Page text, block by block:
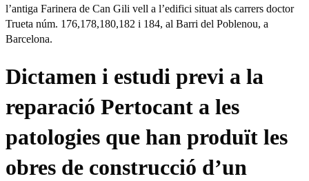
l’antiga Farinera de Can Gili vell a l’edifici situat als carrers doctor
Trueta núm. 176,178,180,182 i 184, al Barri del Poblenou, a
Barcelona.
Dictamen i estudi previ a la
reparació Pertocant a les
patologies que han produït les
obres de construcció d’un